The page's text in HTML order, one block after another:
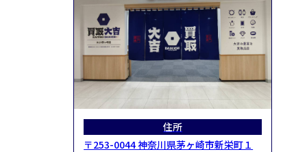
住所
〒253-0044 神奈川県茅ヶ崎市新栄町１